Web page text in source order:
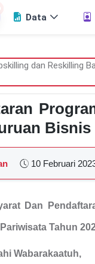
Data
Bisnis
10 Februari
Dan
Tahun
Wabarakaatuh,